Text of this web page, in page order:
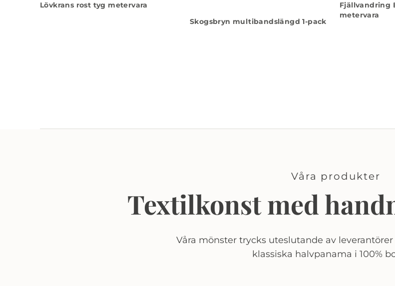
Lövkrans rost tyg metervara
Skogsbryn multibandslängd 1-pack
Fjällvandring
metervara
Våra produkter
Textilkonst med
Våra mönster trycks uteslutande av
klassiska halvpanama i 100%